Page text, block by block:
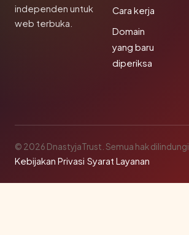
independen untuk
web terbuka.
Cara kerja
Domain
yang baru
diperiksa
© 2026 DnastyjaTrust. Semua hak dilindungi.
Kebijakan Privasi·Syarat Layanan